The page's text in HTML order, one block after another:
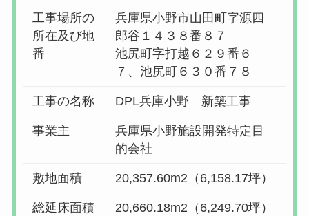
工事場所の
所在及び地
番
兵庫県小野市山田町字源四
郎谷１４３８番８７
池尻町字打越６２９番６
７、池尻町６３０番７８
工事の名称 DPL兵庫小野 新築工事
事業主
兵庫県小野施設開発特定目
的会社
敷地面積 20,357.60m2（6,158.17坪）
総延床面積 20,660.18m2（6,249.70坪）